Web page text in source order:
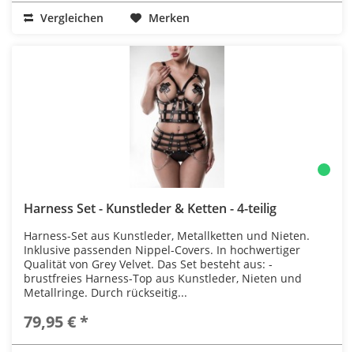
Vergleichen Merken
Harness Set - Kunstleder & Ketten - 4-teilig
Harness-Set aus Kunstleder, Metallketten und Nieten.
Inklusive passenden Nippel-Covers. In hochwertiger
Qualität von Grey Velvet. Das Set besteht aus: -
brustfreies Harness-Top aus Kunstleder, Nieten und
Metallringe. Durch rückseitig...
79,95 € *